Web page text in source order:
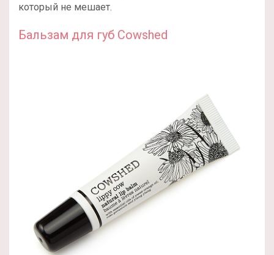
который не мешает.
Бальзам для губ Cowshed